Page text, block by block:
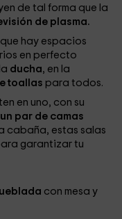
de tal forma que la
de plasma.
hay espacios
en perfecto
ducha, en la
toallas para todos.
en uno, con su
un par de camas
cabaña, estas salas
garantizar tu
con mesa y